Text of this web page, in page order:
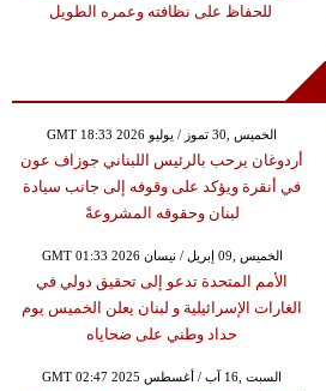
للحفاظ على نظافته وعمره الطويل
GMT 18:33 2026 الخميس ,30 تموز / يوليو
أردوغان يرحب بالرئيس اللبناني جوزاف عون
في أنقرة ويؤكد على وقوفه إلى جانب سيادة
لبنان وحقوقه المشروعةً
GMT 01:33 2026 الخميس ,09 إبريل / نيسان
الأمم المتحدة تدعو إلى تحقيق دولي في
الغارات الإسرائيلية و لبنان يعلن الخميس يوم
حداد وطني على ضحاياه
GMT 02:47 2025 السبت ,16 آب / أغسطس